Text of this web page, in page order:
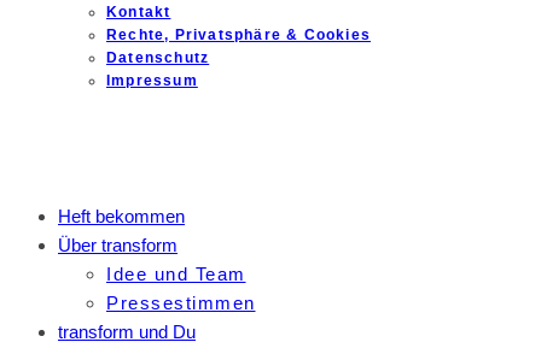
Kontakt
Rechte, Privatsphäre & Cookies
Datenschutz
Impressum
Heft bekommen
Über transform
Idee und Team
Pressestimmen
transform und Du